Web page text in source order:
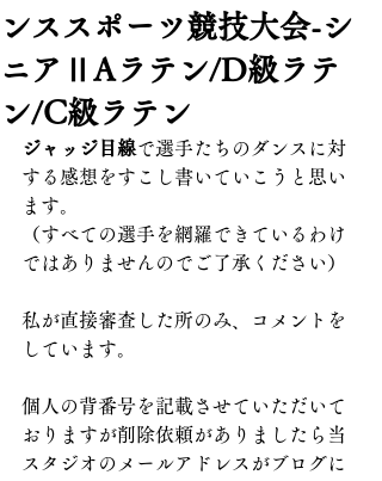
ンススポーツ競技大会-シ
ニアⅡAラテン/D級ラテ
ン/C級ラテン
ジャッジ目線で選手たちのダンスに対
する感想をすこし書いていこうと思い
ます。
（すべての選手を網羅できているわけ
ではありませんのでご了承ください）
私が直接審査した所のみ、コメントを
しています。
個人の背番号を記載させていただいて
おりますが削除依頼がありましたら当
スタジオのメールアドレスがブログに